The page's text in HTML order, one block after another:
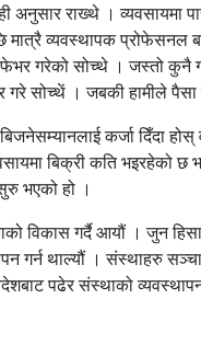
राख्थे । व्यवसायमा
मात्रै व्यवस्थापक
गरेको सोच्थे । जस्तो कुनै
सोच्थें । जबकी हामीले पैसा
कर्जा दिँदा होस्
बिक्री कति भइरहेको
भएको हो ।
विकास गर्दै आयौं । जुन
गर्न थाल्यौं । संस्थाहरु
पढेर संस्थाको